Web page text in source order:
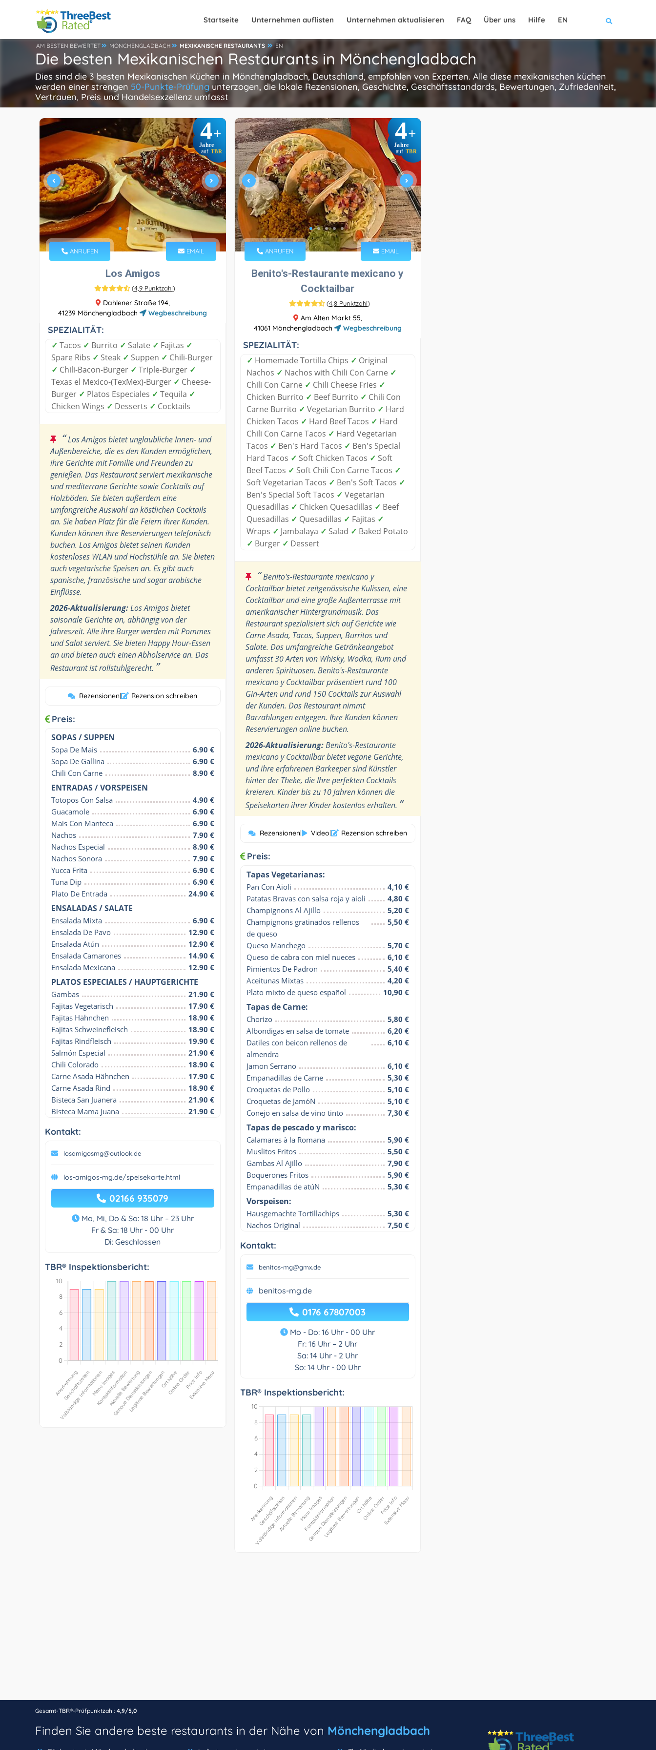
Startseite Unternehmen auflisten Unternehmen aktualisieren FAQ Über uns Hilfe EN
AM BESTEN BEWERTET MÖNCHENGLADBACH MEXIKANISCHE RESTAURANTS EN
Die besten Mexikanischen Restaurants in Mönchengladbach
Dies sind die 3 besten Mexikanischen Küchen in Mönchengladbach, Deutschland, empfohlen von Experten. Alle diese mexikanischen küchen
werden einer strengen 50-Punkte-Prüfungunterzogen, die lokale Rezensionen, Geschichte, Geschäftsstandards, Bewertungen, Zufriedenheit,
Vertrauen, Preis und Handelsexzellenz umfasst
4+
Jahre
auf TBR
ANRUFEN EMAIL
Los Amigos
(4,9 Punktzahl)
Dahlener Straße 194,
41239 Mönchengladbach
Wegbeschreibung
SPEZIALITÄT:
✓ Tacos ✓ Burrito ✓ Salate ✓ Fajitas ✓
Spare Ribs ✓ Steak ✓ Suppen ✓ Chili-Burger
✓ Chili-Bacon-Burger ✓ Triple-Burger ✓
Texas el Mexico-(TexMex)-Burger ✓ Cheese-
Burger ✓ Platos Especiales ✓ Tequila ✓
Chicken Wings ✓ Desserts ✓ Cocktails
“Los Amigos bietet unglaubliche Innen- und
Außenbereiche, die es den Kunden ermöglichen,
ihre Gerichte mit Familie und Freunden zu
genießen. Das Restaurant serviert mexikanische
und mediterrane Gerichte sowie Cocktails auf
Holzböden. Sie bieten außerdem eine
umfangreiche Auswahl an köstlichen Cocktails
an. Sie haben Platz für die Feiern ihrer Kunden.
Kunden können ihre Reservierungen telefonisch
buchen. Los Amigos bietet seinen Kunden
kostenloses WLAN und Hochstühle an. Sie bieten
auch vegetarische Speisen an. Es gibt auch
spanische, französische und sogar arabische
Einflüsse.
2026-Aktualisierung:Los Amigos bietet
saisonale Gerichte an, abhängig von der
Jahreszeit. Alle ihre Burger werden mit Pommes
und Salat serviert. Sie bieten Happy Hour-Essen
an und bieten auch einen Abholservice an. Das
Restaurant ist rollstuhlgerecht. ”
Rezensionen| Rezension schreiben
Preis:
SOPAS / SUPPEN
Sopa De Mais
6.90 €
Sopa De Gallina
6.90 €
Chili Con Carne
8.90 €
ENTRADAS / VORSPEISEN
Totopos Con Salsa
4.90 €
Guacamole
6.90 €
Mais Con Manteca
6.90 €
Nachos
7.90 €
Nachos Especial
8.90 €
Nachos Sonora
7.90 €
Yucca Frita
6.90 €
Tuna Dip
6.90 €
Plato De Entrada
24.90 €
ENSALADAS / SALATE
Ensalada Mixta
6.90 €
Ensalada De Pavo
12.90 €
Ensalada Atún
12.90 €
Ensalada Camarones
14.90 €
Ensalada Mexicana
12.90 €
PLATOS ESPECIALES / HAUPTGERICHTE
Gambas
21.90 €
Fajitas Vegetarisch
17.90 €
Fajitas Hähnchen
18.90 €
Fajitas Schweinefleisch
18.90 €
Fajitas Rindfleisch
19.90 €
Salmón Especial
21.90 €
Chili Colorado
18.90 €
Carne Asada Hähnchen
17.90 €
Carne Asada Rind
18.90 €
Bisteca San Juanera
21.90 €
Bisteca Mama Juana
21.90 €
Kontakt:
losamigosmg@outlook.de
los-amigos-mg.de/speisekarte.html
02166 935079
Mo, Mi, Do & So: 18 Uhr – 23 Uhr
Fr & Sa: 18 Uhr - 00 Uhr
Di: Geschlossen
TBR® Inspektionsbericht:
4+
Jahre
auf TBR
ANRUFEN EMAIL
Benito's-Restaurante mexicano y
Cocktailbar
(4,8 Punktzahl)
Am Alten Markt 55,
41061 Mönchengladbach
Wegbeschreibung
SPEZIALITÄT:
✓ Homemade Tortilla Chips ✓ Original
Nachos ✓ Nachos with Chili Con Carne ✓
Chili Con Carne ✓ Chili Cheese Fries ✓
Chicken Burrito ✓ Beef Burrito ✓ Chili Con
Carne Burrito ✓ Vegetarian Burrito ✓ Hard
Chicken Tacos ✓ Hard Beef Tacos ✓ Hard
Chili Con Carne Tacos ✓ Hard Vegetarian
Tacos ✓ Ben's Hard Tacos ✓ Ben's Special
Hard Tacos ✓ Soft Chicken Tacos ✓ Soft
Beef Tacos ✓ Soft Chili Con Carne Tacos ✓
Soft Vegetarian Tacos ✓ Ben's Soft Tacos ✓
Ben's Special Soft Tacos ✓ Vegetarian
Quesadillas ✓ Chicken Quesadillas ✓ Beef
Quesadillas ✓ Quesadillas ✓ Fajitas ✓
Wraps ✓ Jambalaya ✓ Salad ✓ Baked Potato
✓ Burger ✓ Dessert
“Benito's-Restaurante mexicano y
Cocktailbar bietet zeitgenössische Kulissen, eine
Cocktailbar und eine große Außenterrasse mit
amerikanischer Hintergrundmusik. Das
Restaurant spezialisiert sich auf Gerichte wie
Carne Asada, Tacos, Suppen, Burritos und
Salate. Das umfangreiche Getränkeangebot
umfasst 30 Arten von Whisky, Wodka, Rum und
anderen Spirituosen. Benito's-Restaurante
mexicano y Cocktailbar präsentiert rund 100
Gin-Arten und rund 150 Cocktails zur Auswahl
der Kunden. Das Restaurant nimmt
Barzahlungen entgegen. Ihre Kunden können
Reservierungen online buchen.
2026-Aktualisierung:Benito's-Restaurante
mexicano y Cocktailbar bietet vegane Gerichte,
und ihre erfahrenen Barkeeper sind Künstler
hinter der Theke, die Ihre perfekten Cocktails
kreieren. Kinder bis zu 10 Jahren können die
Speisekarten ihrer Kinder kostenlos erhalten. ”
Rezensionen| Video| Rezension schreiben
Preis:
Tapas Vegetarianas:
Pan Con Aioli
4,10 €
Patatas Bravas con salsa roja y aioli
4,80 €
Champignons Al Ajillo
5,20 €
Champignons gratinados rellenos
de queso
5,50 €
Queso Manchego
5,70 €
Queso de cabra con miel nueces
6,10 €
Pimientos De Padron
5,40 €
Aceitunas Mixtas
4,20 €
Plato mixto de queso español
10,90 €
Tapas de Carne:
Chorizo
5,80 €
Albondigas en salsa de tomate
6,20 €
Datiles con beicon rellenos de
almendra
6,10 €
Jamon Serrano
6,10 €
Empanadillas de Carne
5,30 €
Croquetas de Pollo
5,10 €
Croquetas de JamóN
5,10 €
Conejo en salsa de vino tinto
7,30 €
Tapas de pescado y marisco:
Calamares à la Romana
5,90 €
Muslitos Fritos
5,50 €
Gambas Al Ajillo
7,90 €
Boquerones Fritos
5,90 €
Empanadillas de atúN
5,30 €
Vorspeisen:
Hausgemachte Tortillachips
5,30 €
Nachos Original
7,50 €
Kontakt:
benitos-mg@gmx.de
benitos-mg.de
0176 67807003
Mo - Do: 16 Uhr - 00 Uhr
Fr: 16 Uhr – 2 Uhr
Sa: 14 Uhr - 2 Uhr
So: 14 Uhr - 00 Uhr
TBR® Inspektionsbericht:
Gesamt-TBR®-Prüfpunktzahl: 4,9/5,0
Finden Sie andere beste restaurants in der Nähe von Mönchengladbach